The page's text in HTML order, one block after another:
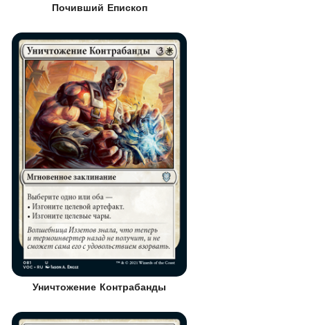
Почивший Епископ
Уничтожение Контрабанды